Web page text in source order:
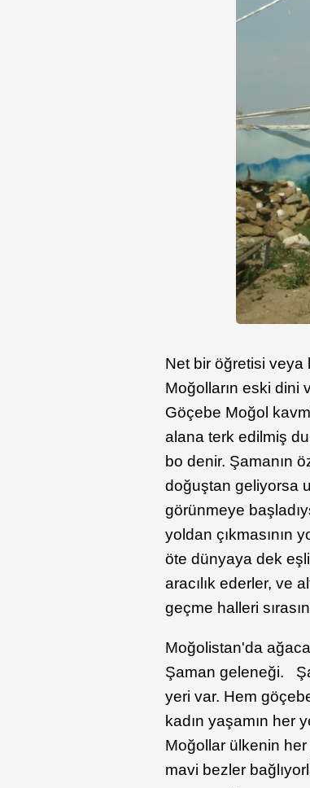
Net bir öğretisi veya
Moğolların eski dini
Göçebe Moğol
alana terk edilmiş
bo denir. Şamanın
doğuştan geliyorsa
görünmeye
yoldan çıkmasının
öte dünyaya dek
aracılık ederler, ve
geçme halleri
Moğolistan'da
Şaman geleneği.
yeri var. Hem
kadın yaşamın her
Moğollar ülkenin
mavi bezler